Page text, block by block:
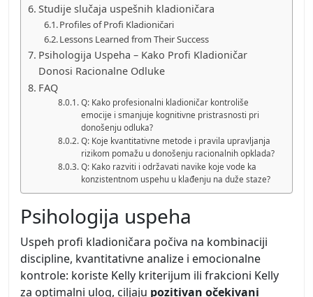
Studije slučaja uspešnih kladioničara
Profiles of Profi Kladioničari
Lessons Learned from Their Success
Psihologija Uspeha – Kako Profi Kladioničar
Donosi Racionalne Odluke
FAQ
Q: Kako profesionalni kladioničar kontroliše
emocije i smanjuje kognitivne pristrasnosti pri
donošenju odluka?
Q: Koje kvantitativne metode i pravila upravljanja
rizikom pomažu u donošenju racionalnih opklada?
Q: Kako razviti i održavati navike koje vode ka
konzistentnom uspehu u klađenju na duže staze?
Psihologija uspeha
Uspeh profi kladioničara počiva na kombinaciji
discipline, kvantitativne analize i emocionalne
kontrole: koriste Kelly kriterijum ili frakcioni Kelly
za optimalni ulog, ciljaju pozitivan očekivani